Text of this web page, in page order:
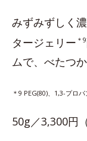
みずみずしく
タージェリー ＊9
ムで、べたつ
＊9 PEG(80)、1,3-プロ
50g／3,300円